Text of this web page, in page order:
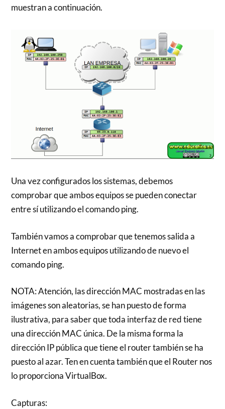
muestran a continuación.
Una vez configurados los sistemas, debemos
comprobar que ambos equipos se pueden conectar
entre sí utilizando el comando ping.
También vamos a comprobar que tenemos salida a
Internet en ambos equipos utilizando de nuevo el
comando ping.
NOTA: Atención, las dirección MAC mostradas en las
imágenes son aleatorias, se han puesto de forma
ilustrativa, para saber que toda interfaz de red tiene
una dirección MAC única. De la misma forma la
dirección IP pública que tiene el router también se ha
puesto al azar. Ten en cuenta también que el Router nos
lo proporciona VirtualBox.
Capturas: